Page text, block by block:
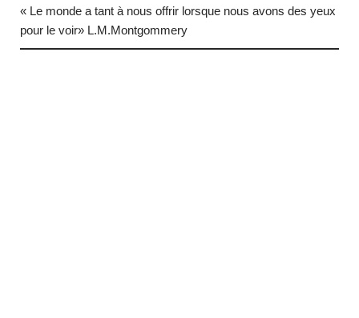
« Le monde a tant à nous offrir lorsque nous avons des yeux
pour le voir» L.M.Montgommery